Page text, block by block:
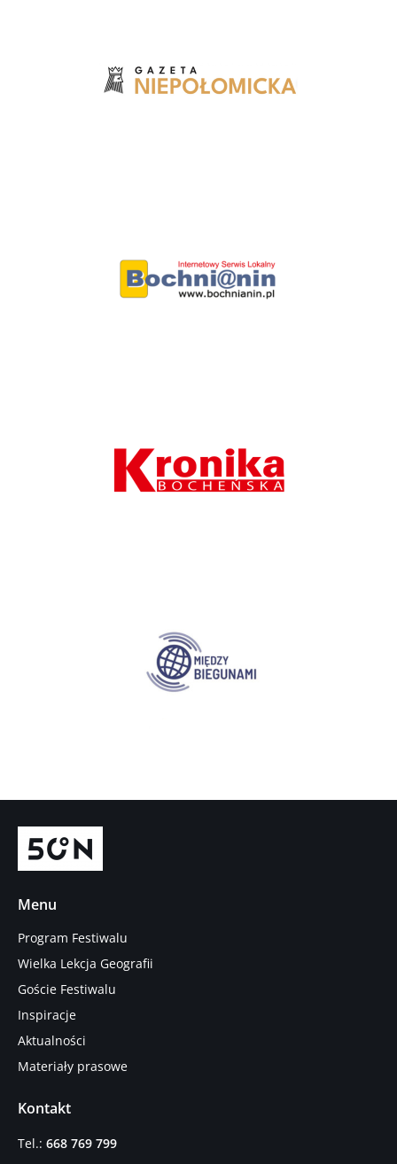
Menu
Program Festiwalu
Wielka Lekcja Geografii
Goście Festiwalu
Inspiracje
Aktualności
Materiały prasowe
Kontakt
Tel.: 668 769 799